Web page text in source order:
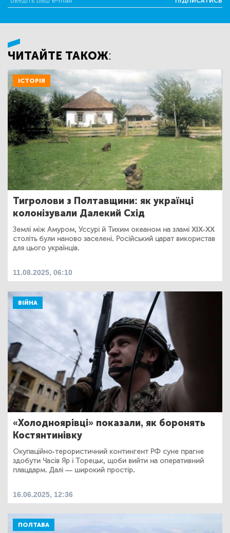
ЧИТАЙТЕ ТАКОЖ:
ІСТОРІЯ
Тигролови з Полтавщини: як українці
колонізували Далекий Схід
Землі між Амуром, Уссурі й Тихим океаном на зламі XIX-XX
століть були наново заселені. Російський царат використав
для цього українців.
11.08.2025, 06:10
ВІЙНА
«Холодноярівці» показали, як боронять
Костянтинівку
Окупаційно-терористичний контингент РФ суне прагне
здобути Часів Яр і Торецьк, щоби вийти на оперативний
плацдарм. Далі — широкий простір.
16.06.2025, 12:36
ПОЛТАВА